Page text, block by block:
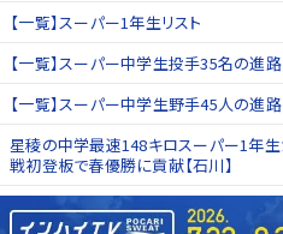
【一覧】スーパー1年生リスト
【一覧】スーパー中学生投手35名の進路
【一覧】スーパー中学生野手45人の進路
星稜の中学最速148キロスーパー1年
戦初登板で春優勝に貢献【石川】